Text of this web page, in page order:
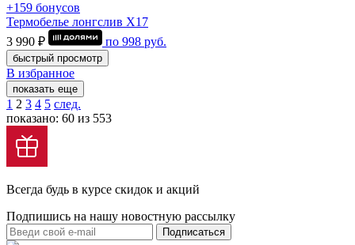
+159 бонусов
Термобелье лонгслив Х17
3 990 ₽
по 998 руб.
быстрый просмотр
В избранное
показать еще
1 2 3 4 5 след.
показано: 60 из 553
Всегда будь в курсе скидок и акций
Подпишись на нашу новостную рассылку
Подписаться